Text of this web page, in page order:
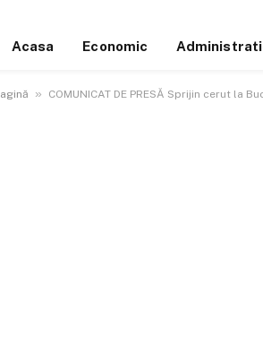
Acasa Economic
» COMUNICAT DE PRESĂ Sprijin cerut la